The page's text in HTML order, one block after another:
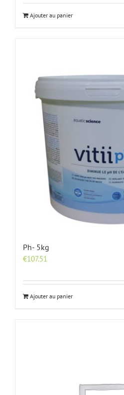
Ajouter au panier
Ph- 5kg
€107.51
Ajouter au panier